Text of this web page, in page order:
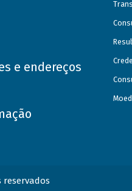
e endereços
reservados